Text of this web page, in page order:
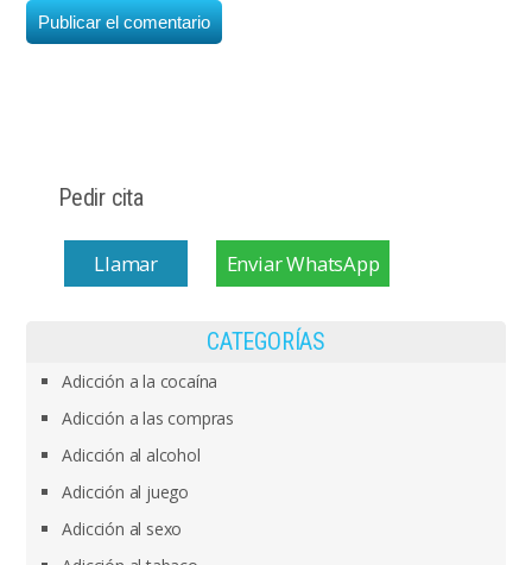
Pedir cita
Llamar Enviar WhatsApp
CATEGORÍAS
Adicción a la cocaína
Adicción a las compras
Adicción al alcohol
Adicción al juego
Adicción al sexo